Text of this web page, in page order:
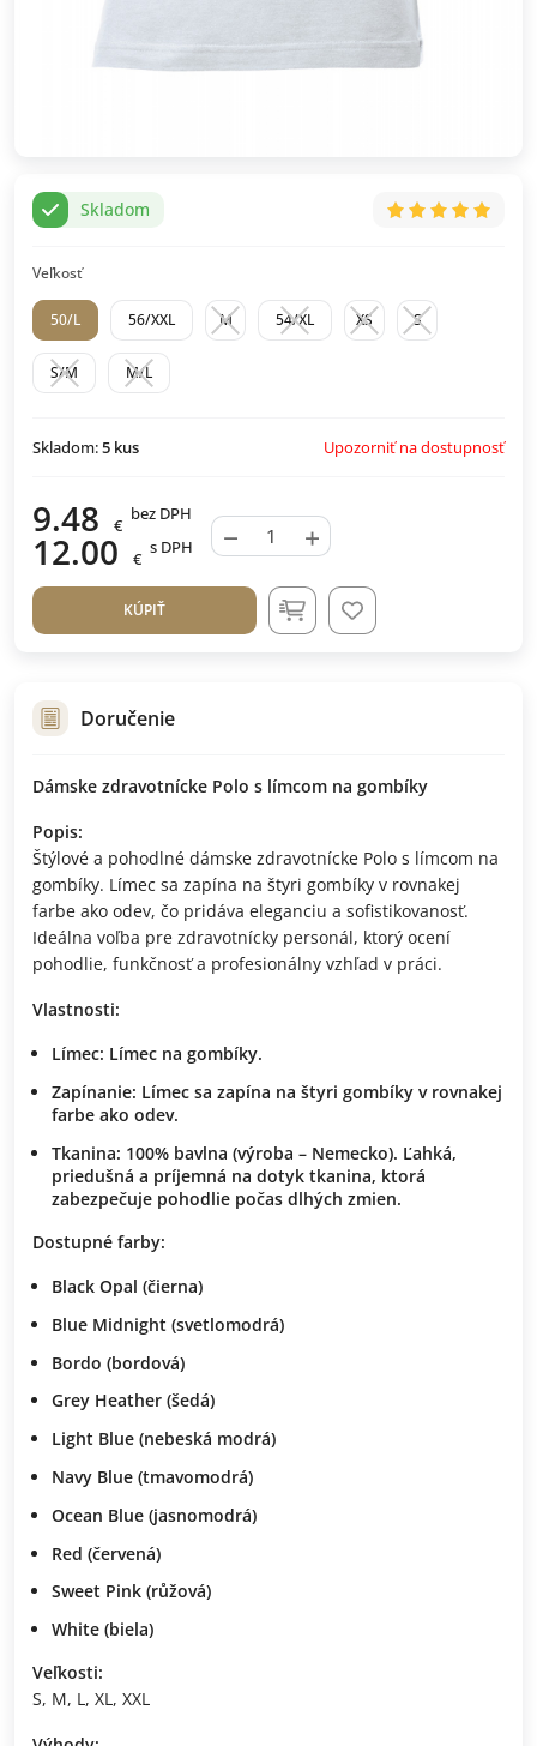
Skladom
Veľkosť
50/L 56/XXL M 54/XL XS S
S/M M/L
Skladom:5 kus Upozorniť na dostupnosť
9.48 €
bez DPH
12.00 €
s DPH − +
KÚPIŤ
Doručenie
Dámske zdravotnícke Polo s límcom na gombíky
Popis:
Štýlové a pohodlné dámske zdravotnícke Polo s límcom na
gombíky. Límec sa zapína na štyri gombíky v rovnakej
farbe ako odev, čo pridáva eleganciu a sofistikovanosť.
Ideálna voľba pre zdravotnícky personál, ktorý ocení
pohodlie, funkčnosť a profesionálny vzhľad v práci.
Vlastnosti:
Límec: Límec na gombíky.
Zapínanie: Límec sa zapína na štyri gombíky v rovnakej
farbe ako odev.
Tkanina: 100% bavlna (výroba – Nemecko). Ľahká,
priedušná a príjemná na dotyk tkanina, ktorá
zabezpečuje pohodlie počas dlhých zmien.
Dostupné farby:
Black Opal (čierna)
Blue Midnight (svetlomodrá)
Bordo (bordová)
Grey Heather (šedá)
Light Blue (nebeská modrá)
Navy Blue (tmavomodrá)
Ocean Blue (jasnomodrá)
Red (červená)
Sweet Pink (růžová)
White (biela)
Veľkosti:
S, M, L, XL, XXL